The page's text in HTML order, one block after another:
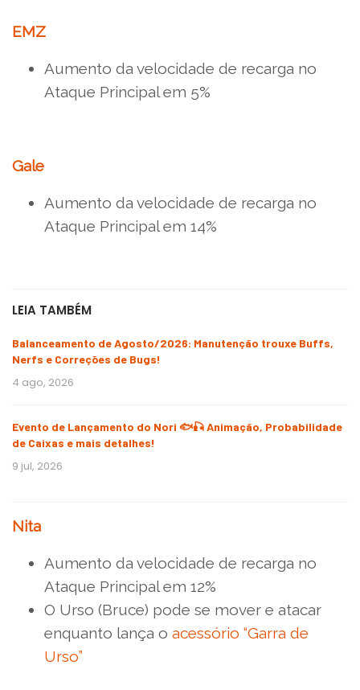
EMZ
Aumento da velocidade de recarga no
Ataque Principal em 5%
Gale
Aumento da velocidade de recarga no
Ataque Principal em 14%
LEIA TAMBÉM
Balanceamento de Agosto/2026: Manutenção trouxe Buffs,
Nerfs e Correções de Bugs!
4 ago, 2026
Evento de Lançamento do Nori 🐟🎣 Animação, Probabilidade
de Caixas e mais detalhes!
9 jul, 2026
Nita
Aumento da velocidade de recarga no
Ataque Principal em 12%
O Urso (Bruce) pode se mover e atacar
enquanto lança o acessório “Garra de
Urso”